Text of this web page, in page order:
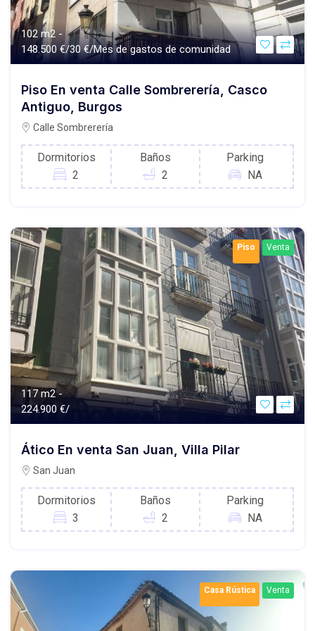
102 m2 -
148.500 €/30 €/Mes de gastos de comunidad
Piso En venta Calle Sombrerería, Casco
Antiguo, Burgos
Calle Sombrerería
Dormitorios
2
Baños
2
Parking
NA
Piso Venta
117 m2 -
224.900 €/
Ático En venta San Juan, Villa Pilar
San Juan
Dormitorios
3
Baños
2
Parking
NA
Casa Rústica Venta